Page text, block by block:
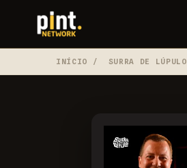
INÍCIO / SURRA DE LÚPULO